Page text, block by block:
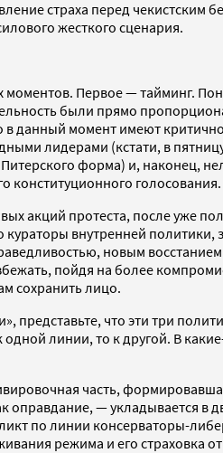
страха перед чекистским
жесткого сценария.
Первое — тайминг.
были прямо
момент имеют
лидерами (кстати, в
форма) и, наконец,
конституционного голосования.
акций протеста, после уже
внутренней
новым
пойдя на более
сохранить лицо.
представьте, что эти три
линии, то к другой. В
часть,
— укладывается в
по линии консерваторы-
режима и его страховка